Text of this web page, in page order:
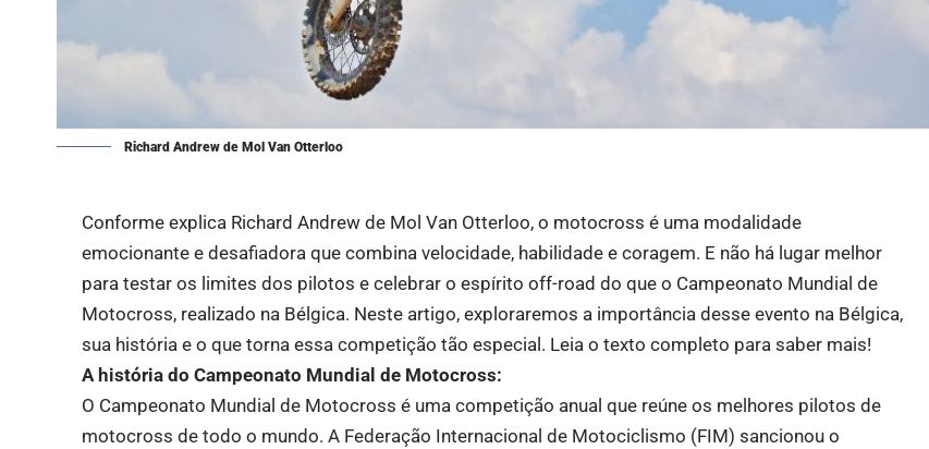
Richard Andrew de Mol Van Otterloo
Conforme explica Richard Andrew de Mol Van Otterloo, o motocross é uma modalidade
emocionante e desafiadora que combina velocidade, habilidade e coragem. E não há lugar melhor
para testar os limites dos pilotos e celebrar o espírito off-road do que o Campeonato Mundial de
Motocross, realizado na Bélgica. Neste artigo, exploraremos a importância desse evento na Bélgica,
sua história e o que torna essa competição tão especial. Leia o texto completo para saber mais!
A história do Campeonato Mundial de Motocross:
O Campeonato Mundial de Motocross é uma competição anual que reúne os melhores pilotos de
motocross de todo o mundo. A Federação Internacional de Motociclismo (FIM) sancionou o